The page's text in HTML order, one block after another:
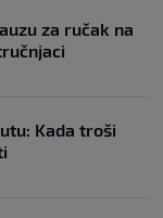
za ručak na
Kada troši